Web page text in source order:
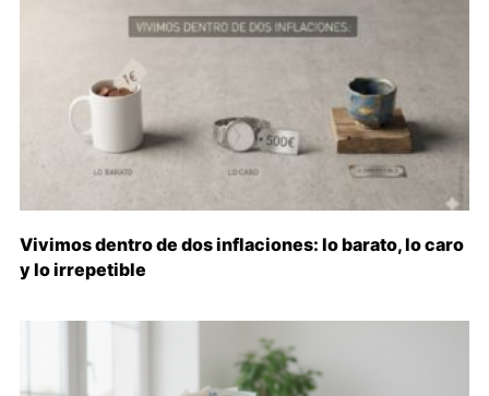
Vivimos dentro de dos inflaciones: lo barato, lo caro
y lo irrepetible